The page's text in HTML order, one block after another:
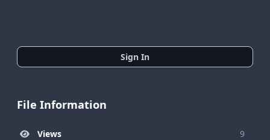
Sign In
File Information
Views 9